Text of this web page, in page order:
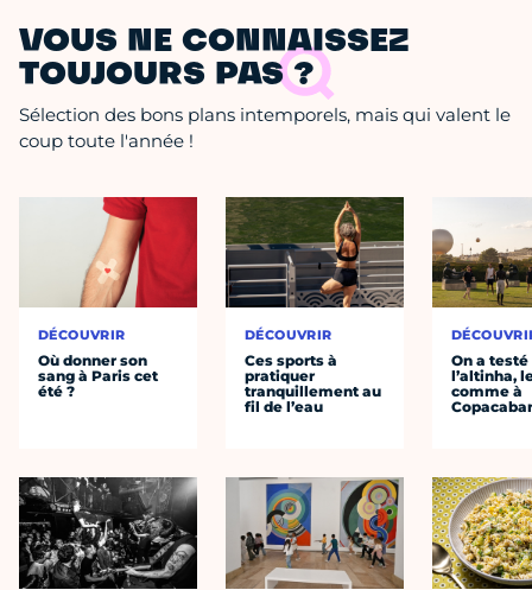
VOUS NE CONNAISSEZ
TOUJOURS PAS ?
Sélection des bons plans intemporels, mais qui valent le
coup toute l'année !
DÉCOUVRIR
Où donner son
sang à Paris cet
été ?
DÉCOUVRIR
Ces sports à
pratiquer
tranquillement au
fil de l’eau
On a testé
l’altinha,
comme à